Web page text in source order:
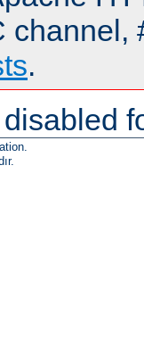
channel,
.